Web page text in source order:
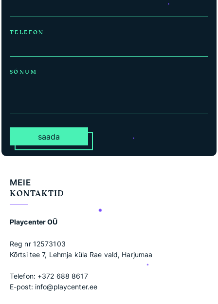
TELEFON
SÕNUM
saada
MEIE
KONTAKTID
Playcenter OÜ
Reg nr 12573103
Kõrtsi tee 7, Lehmja küla Rae vald, Harjumaa
Telefon: +372 688 8617
E-post: info@playcenter.ee